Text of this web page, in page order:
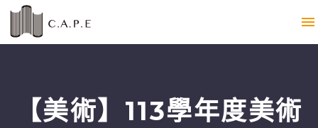
【美術】113學年度美術